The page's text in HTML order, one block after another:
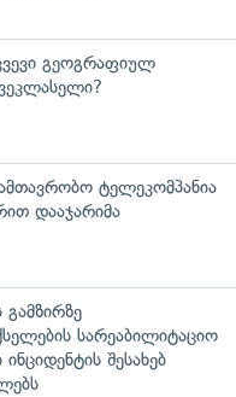
გეოგრაფიულ
ტელეკომპანია
დააჯარიმა
სარეაბილიტაციო
შესახებ